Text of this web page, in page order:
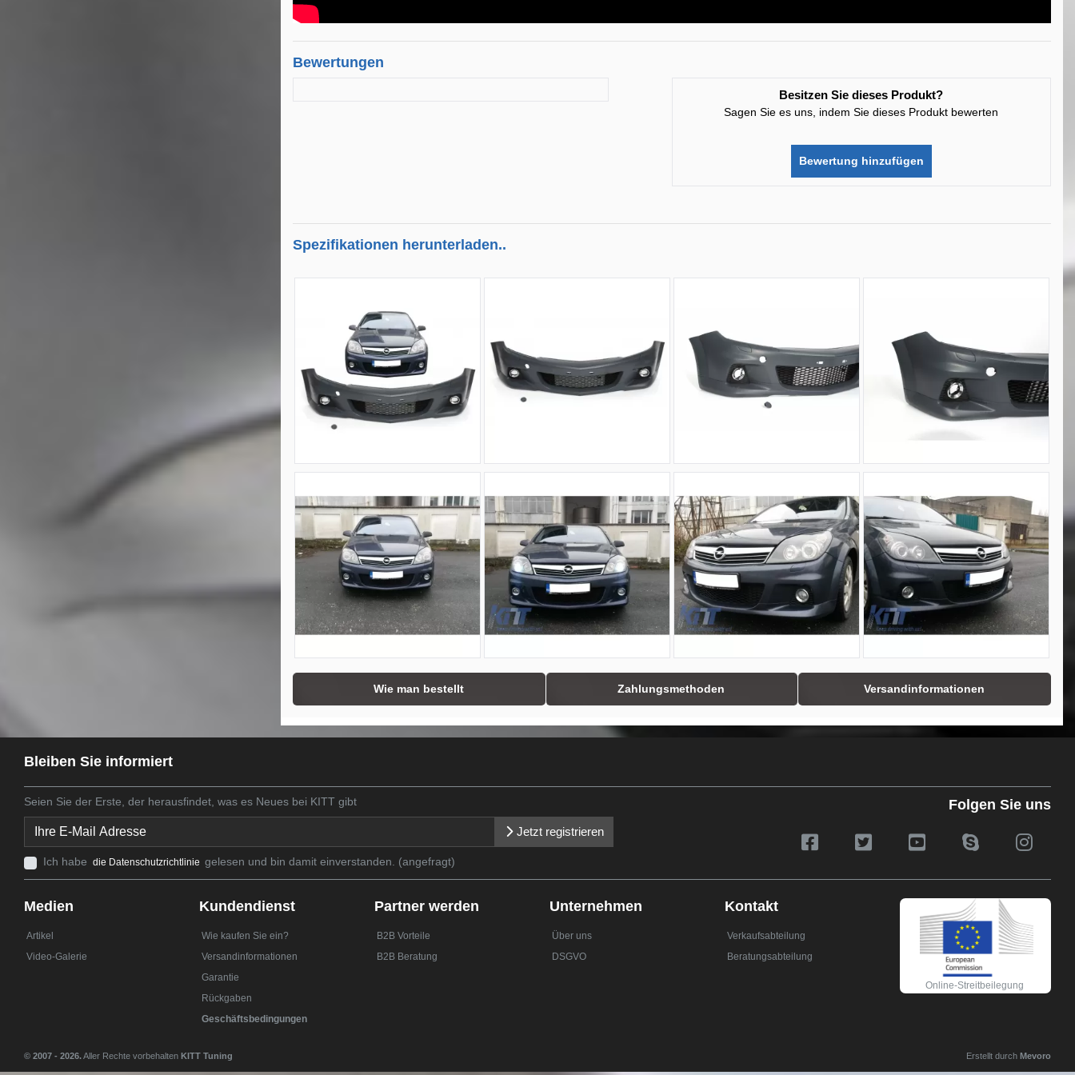
Bewertungen
Besitzen Sie dieses Produkt?
Sagen Sie es uns, indem Sie dieses Produkt bewerten
Bewertung hinzufügen
Spezifikationen herunterladen..
Wie man bestellt Zahlungsmethoden Versandinformationen
Bleiben Sie informiert
Seien Sie der Erste, der herausfindet, was es Neues bei KITT gibt
Jetzt registrieren
Ich habe die Datenschutzrichtlinie gelesen und bin damit einverstanden. (angefragt)
Folgen Sie uns
Medien
Artikel
Video-Galerie
Kundendienst
Wie kaufen Sie ein?
Versandinformationen
Garantie
Rückgaben
Geschäftsbedingungen
Partner werden
B2B Vorteile
B2B Beratung
Unternehmen
Über uns
DSGVO
Kontakt
Verkaufsabteilung
Beratungsabteilung
Online-Streitbeilegung
Erstellt durch Mevoro
© 2007 - 2026.Aller Rechte vorbehalten KITT Tuning